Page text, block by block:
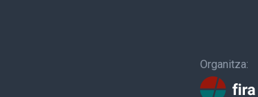
Organitza: